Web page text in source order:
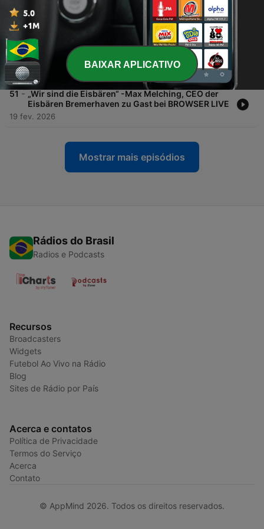
Gast bei BROWSER
23 abr. 2026
52 - „Ganz viel Bremen“ – Oliver Rau von der WFB zu
Gast bei BROWSER
26 mar. 2026
51 - „Wir sind die Eisbären“ -Max Melching, CEO der
Eisbären Bremerhaven zu Gast bei BROWSER LIVE
19 fev. 2026
Mostrar mais episódios
Rádios do Brasil
Radios e Podcasts
Recursos
Broadcasters
Widgets
Futebol Ao Vivo na Rádio
Blog
Sites de Rádio por País
Acerca e contatos
Política de Privacidade
Termos do Serviço
Acerca
Contato
© AppMind 2026. Todos os direitos reservados.
BAIXAR APLICATIVO